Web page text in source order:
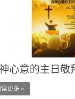
心意的主日敬
更多 »